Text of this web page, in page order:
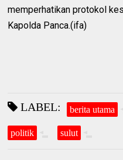
memperhatikan protokol
Kapolda Panca.(ifa)
LABEL: berita utama
politik sulut